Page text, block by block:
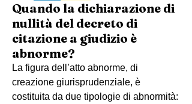
Quando la dichiarazione di
nullità del decreto di
citazione a giudizio è
abnorme?
La figura dell’atto abnorme, di
creazione giurisprudenziale, è
costituita da due tipologie di abnormità: